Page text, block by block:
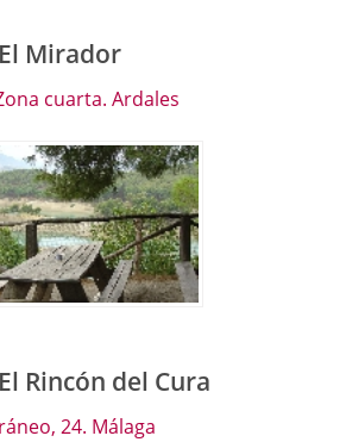
Mirador
cuarta. Ardales
Rincón del Cura
24. Málaga